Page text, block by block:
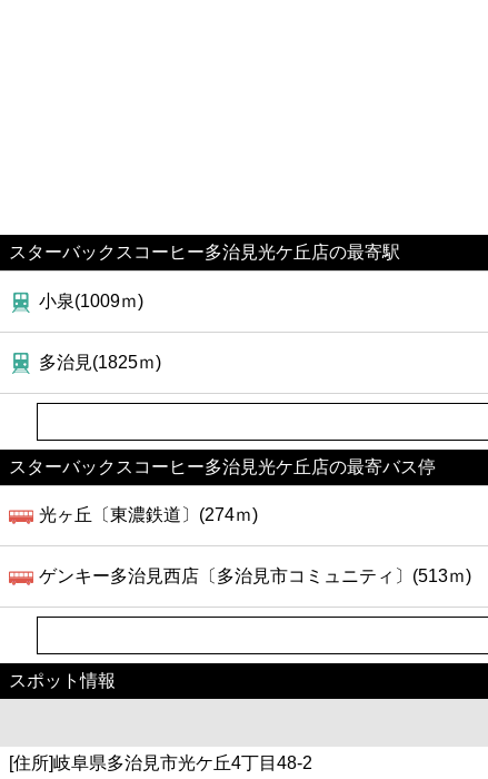
スターバックスコーヒー多治見光ケ丘店の最寄駅
小泉(1009ｍ)
多治見(1825ｍ)
スターバックスコーヒー多治見光ケ丘店の最寄バス停
光ヶ丘〔東濃鉄道〕(274ｍ)
ゲンキー多治見西店〔多治見市コミュニティ〕(513ｍ)
スポット情報
[住所]岐阜県多治見市光ケ丘4丁目48-2